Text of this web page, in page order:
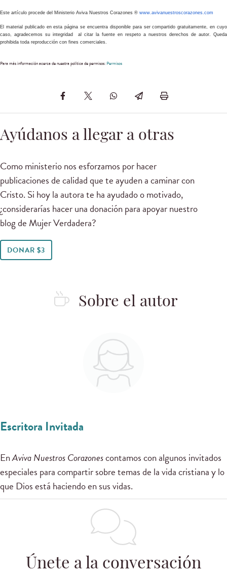
Este artículo procede del Ministerio Aviva Nuestros Corazones ® www.avivanuestroscorazones.com
El material publicado en esta página se encuentra disponible para ser compartido gratuitamente, en cuyo
caso, agradecemos su integridad al citar la fuente en respeto a nuestros derechos de autor. Queda
prohibida toda reproducción con fines comerciales.
Para más información acerca de nuestra política de permisos: Permisos
Ayúdanos a llegar a otras
Como ministerio nos esforzamos por hacer
publicaciones de calidad que te ayuden a caminar con
Cristo. Si hoy la autora te ha ayudado o motivado,
¿considerarías hacer una donación para apoyar nuestro
blog de Mujer Verdadera?
DONAR $3
Sobre el autor
Escritora Invitada
EnAviva Nuestros Corazonescontamos con algunos invitados
especiales para compartir sobre temas de la vida cristiana y lo
que Dios está haciendo en sus vidas.
Únete a la conversación